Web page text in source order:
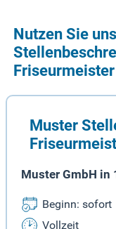
Nutzen Sie
Friseurmeister
Muster
Muster GmbH in
Beginn: sofort
Vollzeit